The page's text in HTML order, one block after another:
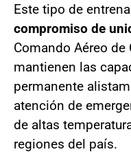
Este tipo de
compromiso de
Comando Aéreo
mantienen las
permanente
atención de
de altas
regiones del país.